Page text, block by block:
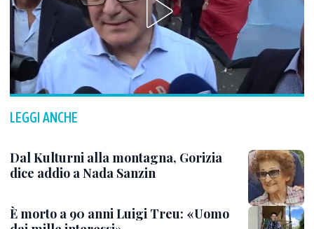
LEGGI ANCHE
Dal Kulturni alla montagna, Gorizia
dice addio a Nada Sanzin
È morto a 90 anni Luigi Treu: «Uomo